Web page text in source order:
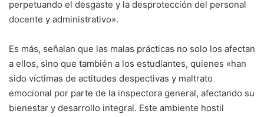
perpetuando el desgaste y la desprotección del personal
docente y administrativo».
Es más, señalan que las malas prácticas no solo los afectan
a ellos, sino que también a los estudiantes, quienes «han
sido víctimas de actitudes despectivas y maltrato
emocional por parte de la inspectora general, afectando su
bienestar y desarrollo integral. Este ambiente hostil